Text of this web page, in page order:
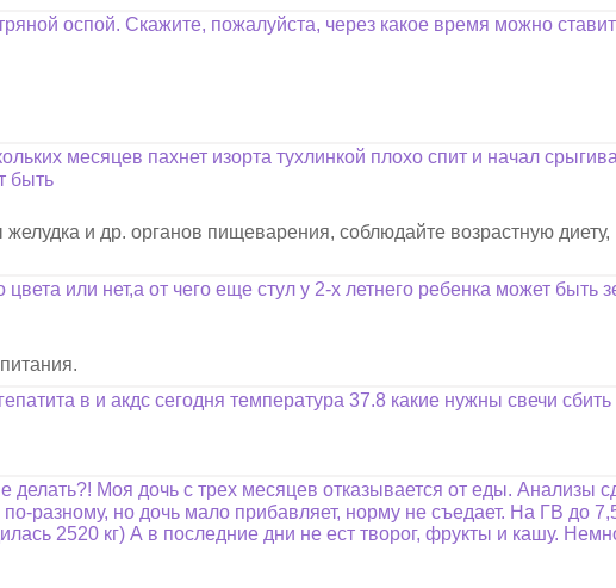
оспой. Скажите, пожалуйста, через какое время можно
месяцев пахнет изорта тухлинкой плохо спит и начал
быть
и др. органов пищеварения, соблюдайте возрастную диету,
или нет,а от чего еще стул у 2-х летнего ребенка может быть
в и акдс сегодня температура 37.8 какие нужны свечи сбить
Моя дочь с трех месяцев отказывается от еды. Анализы
разному, но дочь мало прибавляет, норму не съедает. На ГВ до
2520 кг) А в последние дни не ест творог, фрукты и кашу.